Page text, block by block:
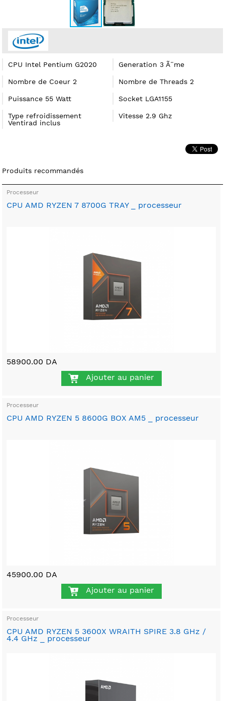
CPU Intel Pentium G2020 Generation 3 Ã¨me
Nombre de Coeur 2 Nombre de Threads 2
Puissance 55 Watt Socket LGA1155
Type refroidissement
Ventirad inclus
Vitesse 2.9 Ghz
Produits recommandés
Processeur
CPU AMD RYZEN 7 8700G TRAY _ processeur
58900.00 DA
Ajouter au panier
Processeur
CPU AMD RYZEN 5 8600G BOX AM5 _ processeur
45900.00 DA
Ajouter au panier
Processeur
CPU AMD RYZEN 5 3600X WRAITH SPIRE 3.8 GHz /
4.4 GHz _ processeur